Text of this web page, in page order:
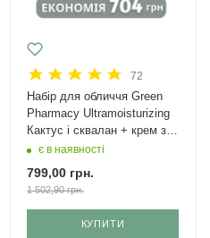
72
Набір для обличчя Green
Рharmacy Ultramoisturizing
Кактус і сквалан + крем з
SPF 50
є в наявності
799,00 грн.
1 502,90грн.
КУПИТИ